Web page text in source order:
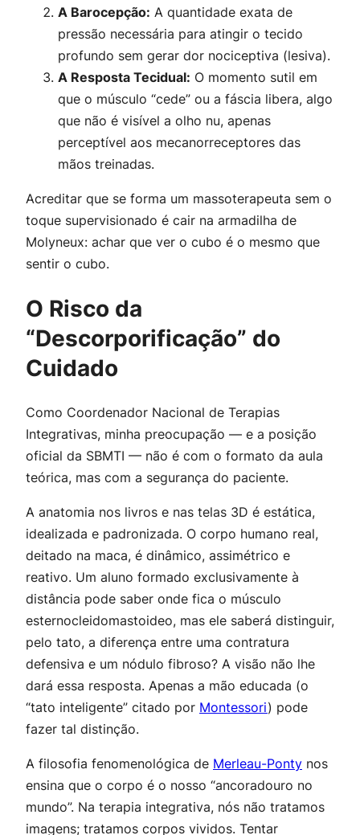
A Barocepção: A quantidade exata de
pressão necessária para atingir o tecido
profundo sem gerar dor nociceptiva (lesiva).
A Resposta Tecidual: O momento sutil em
que o músculo “cede” ou a fáscia libera, algo
que não é visível a olho nu, apenas
perceptível aos mecanorreceptores das
mãos treinadas.
Acreditar que se forma um massoterapeuta sem o
toque supervisionado é cair na armadilha de
Molyneux: achar que ver o cubo é o mesmo que
sentir o cubo.
O Risco da
“Descorporificação” do
Cuidado
Como Coordenador Nacional de Terapias
Integrativas, minha preocupação — e a posição
oficial da SBMTI — não é com o formato da aula
teórica, mas com a segurança do paciente.
A anatomia nos livros e nas telas 3D é estática,
idealizada e padronizada. O corpo humano real,
deitado na maca, é dinâmico, assimétrico e
reativo. Um aluno formado exclusivamente à
distância pode saber onde fica o músculo
esternocleidomastoideo, mas ele saberá distinguir,
pelo tato, a diferença entre uma contratura
defensiva e um nódulo fibroso? A visão não lhe
dará essa resposta. Apenas a mão educada (o
“tato inteligente” citado por Montessori) pode
fazer tal distinção.
A filosofia fenomenológica de Merleau-Ponty nos
ensina que o corpo é o nosso “ancoradouro no
mundo”. Na terapia integrativa, nós não tratamos
imagens; tratamos corpos vividos. Tentar